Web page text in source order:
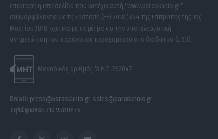
επέκταση η ιστοσελίδα που κατέχει αυτή “www.paraskhnio.gr”
συμμορφώνονται με τη Σύσταση (ΕΕ) 2018/334 της Επιτροπής της 1ης
Μαρτίου 2018 σχετικά με τα μέτρα για την αποτελεσματική
αντιμετώπιση του παράνομου περιεχομένου στο διαδίκτυο (L 63).
Μοναδικός αριθμός Μ.Η.Τ. 262047
Email: press@paraskhnio.gr, sales@paraskhnio.gr
Τηλέφωνο: 210 9580876